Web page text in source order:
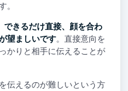
。
できるだけ直接、顔を合わ
望ましいです。直接意向を
かりと相手に伝えることが
伝えるのが難しいという方